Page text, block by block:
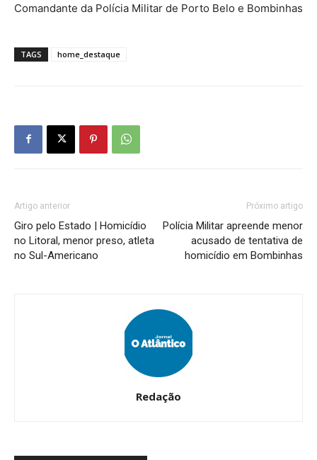
Comandante da Polícia Militar de Porto Belo e Bombinhas
TAGS home_destaque
Artigo anterior
Giro pelo Estado | Homicídio
no Litoral, menor preso, atleta
no Sul-Americano
Próximo artigo
Polícia Militar apreende menor
acusado de tentativa de
homicídio em Bombinhas
Redação